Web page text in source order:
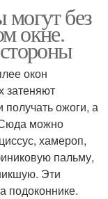
без
окне.
окон
затеняют
получать ожоги, а
Сюда можно
хамероп,
пальму,
Эти
подоконнике.